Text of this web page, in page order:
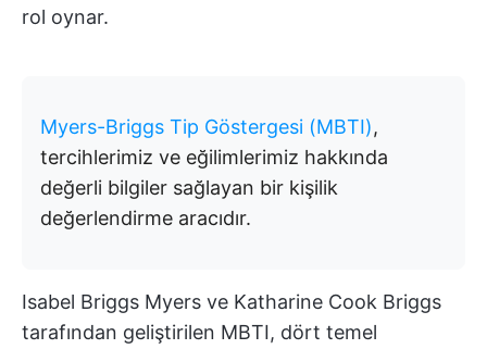
rol oynar.
Myers-Briggs Tip Göstergesi (MBTI),
tercihlerimiz ve eğilimlerimiz hakkında
değerli bilgiler sağlayan bir kişilik
değerlendirme aracıdır.
Isabel Briggs Myers ve Katharine Cook Briggs
tarafından geliştirilen MBTI, dört temel